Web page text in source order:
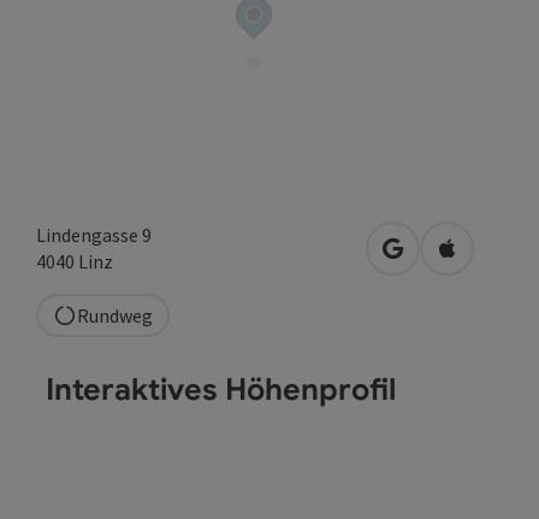
Lindengasse 9
4040 Linz in Google Maps
in Apple
Rundweg
Interaktives Höhenprofil